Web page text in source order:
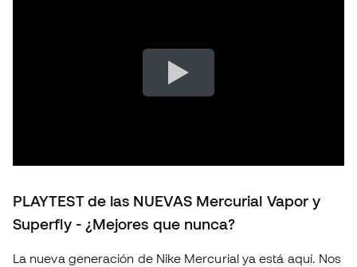
PLAYTEST de las NUEVAS Mercurial Vapor y
Superfly - ¿Mejores que nunca?
La nueva generación de Nike Mercurial ya está aquí. Nos